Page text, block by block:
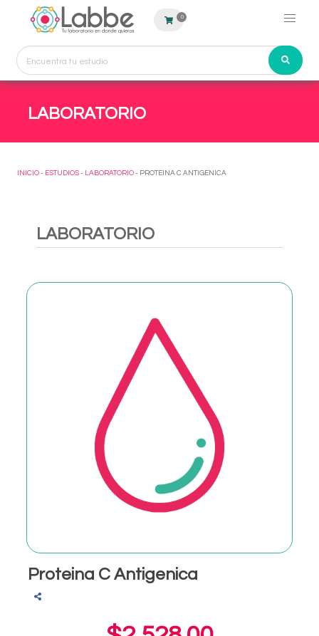
0
LABORATORIO
INICIO - ESTUDIOS - LABORATORIO - PROTEINA C ANTIGENICA
LABORATORIO
Proteina C Antigenica